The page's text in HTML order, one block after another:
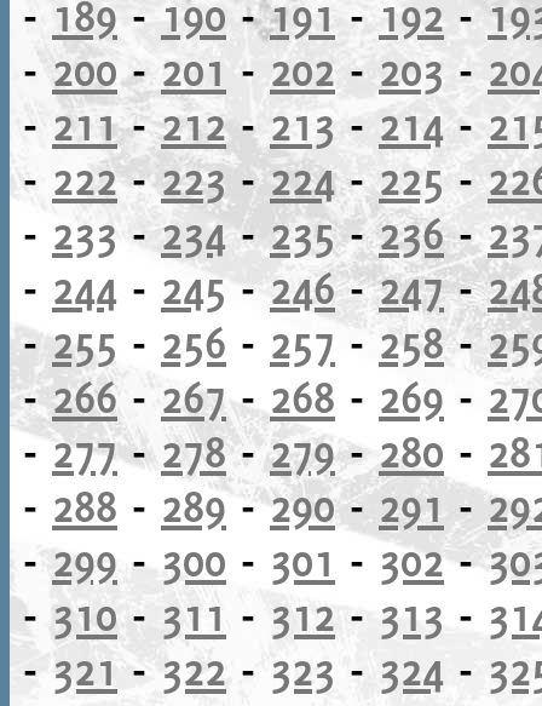
- 189- 190 -191- 192 -
-200-201 - 202 - 203 -
- 211-212-213- 214-
- 222-223-224- 225-
- 233 -234- 235-236-
- 244 - 245-246-247-
-255 - 256 - 257 - 258-
-266 - 267- 268 - 269 -
-277-278-279-280 -
- 288 - 289-290-291 -
-299 - 300 - 301 - 302-
-310-311 - 312- 313 -
-321 -322 - 323 - 324 -